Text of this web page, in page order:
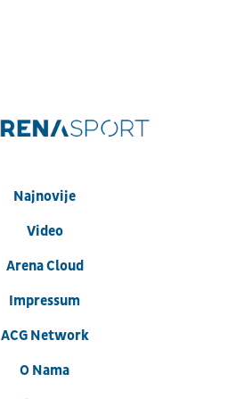
Najnovije
Video
Arena Cloud
Impressum
ACG Network
O Nama